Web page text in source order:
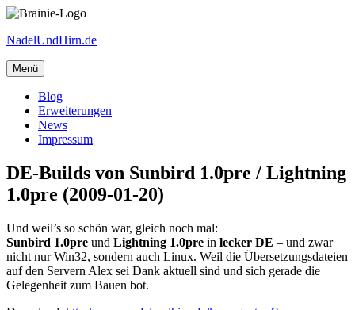
Zum
springen
NadelUndHirn.de
Menü
Blog
Erweiterungen
News
Impressum
DE-Builds von Sunbird 1.0pre / Lightning
1.0pre (2009-01-20)
Und weil’s so schön war, gleich noch mal:
Sunbird 1.0pre und Lightning 1.0pre in lecker DE – und zwar
nicht nur Win32, sondern auch Linux. Weil die Übersetzungsdateien
auf den Servern Alex sei Dank aktuell sind und sich gerade die
Gelegenheit zum Bauen bot.